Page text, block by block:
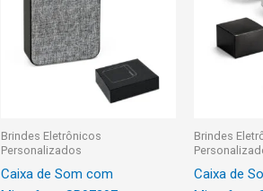
Brindes Eletrônicos
Personalizados
Caixa de Som com
Brindes
Caixa de